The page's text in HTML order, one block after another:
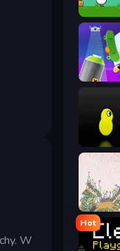
W
Graffiti
Duck
Hot